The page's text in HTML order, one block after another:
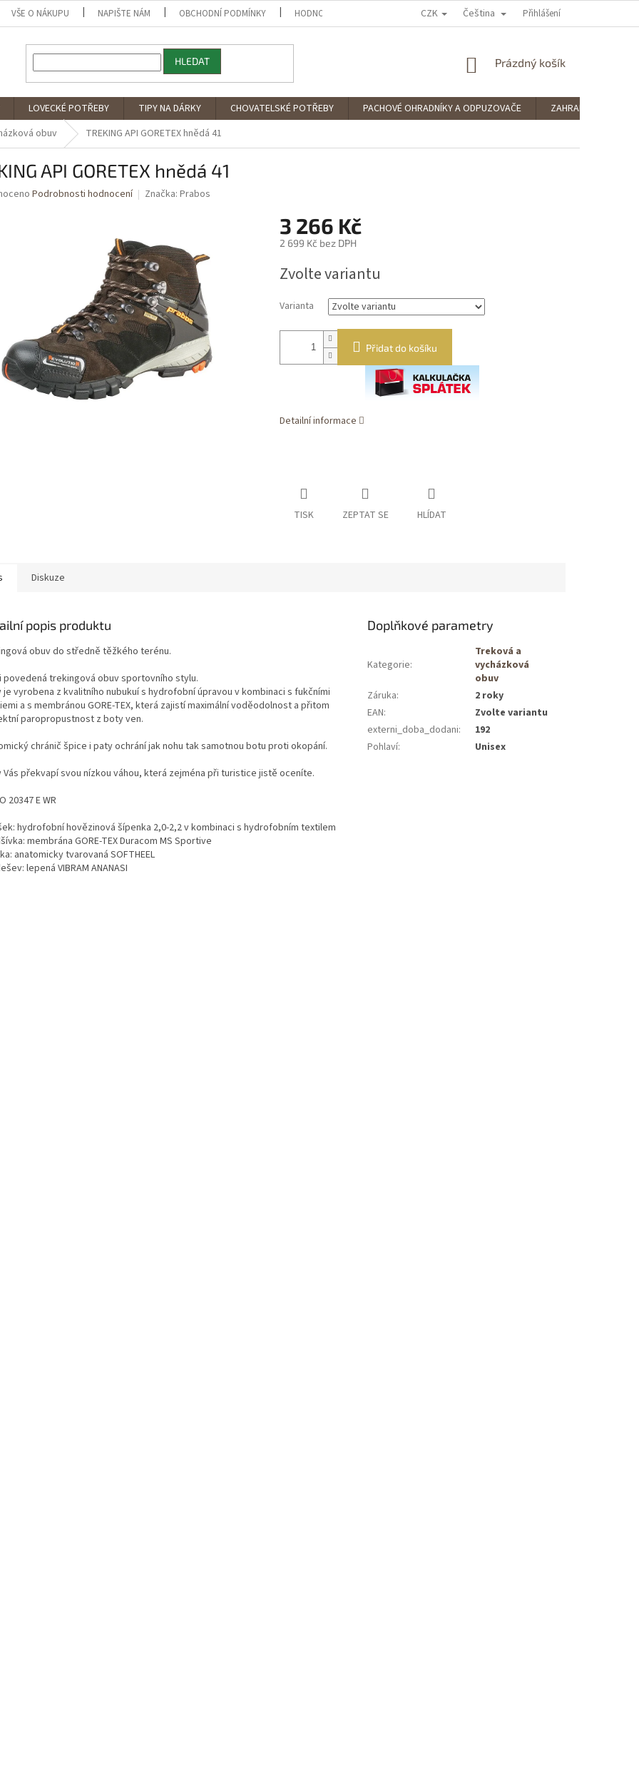
VŠE O NÁKUPU NAPIŠTE NÁM OBCHODNÍ PODMÍNKY HODNOCENÍ OBCHODU PODMÍNKY OCHRANY OSOBNÍCH ÚDAJŮ
CZK Čeština Přihlášení
HLEDAT
NÁKUPNÍ
Prázdný košík
LOVECKÉ POTŘEBY TIPY NA DÁRKY CHOVATELSKÉ POTŘEBY PACHOVÉ OHRADNÍKY A ODPUZOVAČE
ZAHRADNÍ POTŘEBY
obuv TREKING API GORETEX hnědá 41
API GORETEX hnědá 41
Podrobnosti hodnocení Značka: Prabos
3 266 Kč
2 699 Kč bez DPH
cena:
Zvolte variantu
Varianta
Přidat do košíku
Detailní informace
TISK ZEPTAT SE HLÍDAT
Diskuze
popis produktu
obuv do středně těžkého terénu.
povedená trekingová obuv sportovního stylu.
je vyrobena z kvalitního nubukuí s hydrofobní úpravou v kombinaci s fukčními
a s membránou GORE-TEX, která zajistí maximální voděodolnost a přitom
paropropustnost z boty ven.
chránič špice i paty ochrání jak nohu tak samotnou botu proti okopání.
Vás překvapí svou nízkou váhou, která zejména při turistice jistě oceníte.
20347 E WR
hydrofobní hovězinová šípenka 2,0-2,2 v kombinaci s hydrofobním textilem
membrána GORE-TEX Duracom MS Sportive
anatomicky tvarovaná SOFTHEEL
lepená VIBRAM ANANASI
Doplňkové parametry
Kategorie:
Treková a
vycházková
obuv
Záruka:
2 roky
EAN:
Zvolte variantu
externi_doba_dodani:
192
Pohlaví: Unisex